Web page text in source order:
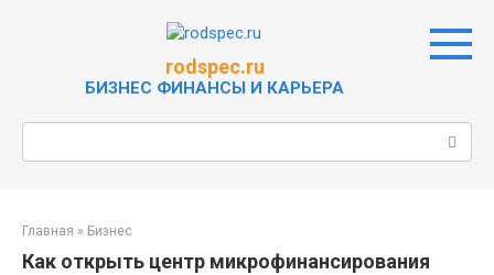
rodspec.ru
БИЗНЕС ФИНАНСЫ И КАРЬЕРА
Главная » Бизнес
Как открыть центр микрофинансирования